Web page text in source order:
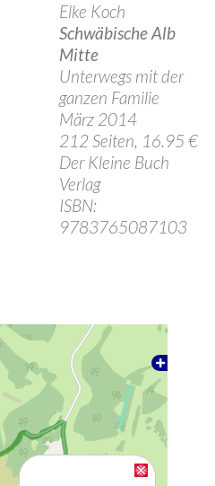
Elke Koch
Schwäbische Alb
Mitte
Unterwegs mit der
ganzen Familie
März 2014
212 Seiten, 16.95 €
Der Kleine Buch
Verlag
ISBN:
9783765087103